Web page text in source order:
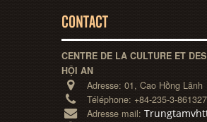
CONTACT
CENTRE DE LA CULTURE ET
HỘI AN
Adresse: 01, Cao Hồng Lãnh
Téléphone: +84-235-3-861327
Adresse mail: